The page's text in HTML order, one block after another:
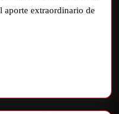
aporte extraordinario de